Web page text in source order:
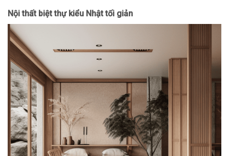
Nội thất biệt thự kiểu Nhật tối giản